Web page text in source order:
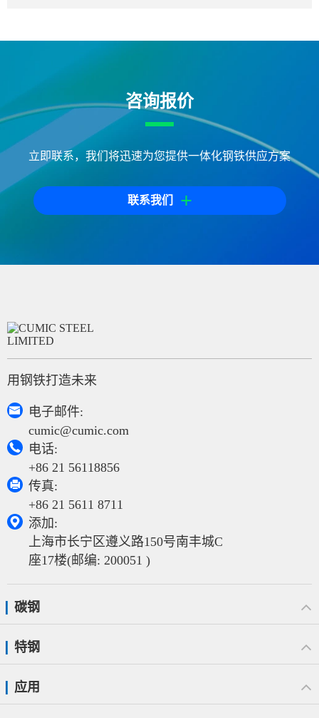
咨询报价
立即联系，我们将迅速为您提供一体化钢铁供应方案
联系我们 +
用钢铁打造未来

电子邮件:
cumic@cumic.com

电话:
+86 21 56118856

传真:
+86 21 5611 8711

添加:
上海市长宁区遵义路150号南丰城C
座17楼(邮编: 200051 )
碳钢
特钢
应用